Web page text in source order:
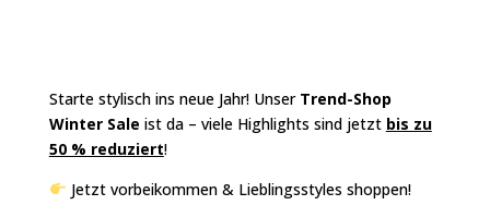
Starte stylisch ins neue Jahr! Unser Trend-Shop
Winter Sale ist da – viele Highlights sind jetzt bis zu
50 % reduziert!
Jetzt vorbeikommen & Lieblingsstyles shoppen!